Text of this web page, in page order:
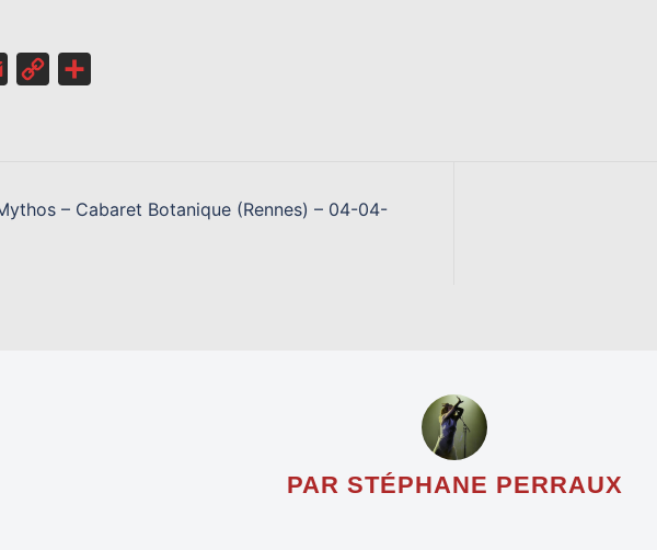
Email
Copy
– Cabaret Botanique (Rennes) – 04-04-
PAR STÉPHANE PERRAUX